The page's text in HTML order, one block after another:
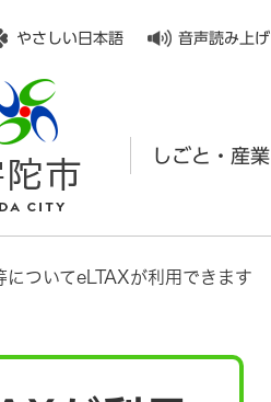
やさしい日本語 音声読み上げ
しごと・産業
についてeLTAXが利用できます